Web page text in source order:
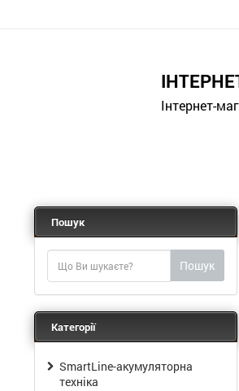
Інтернет-
Пошук
Пошук
Категорії
SmartLine-акумуляторна
техніка